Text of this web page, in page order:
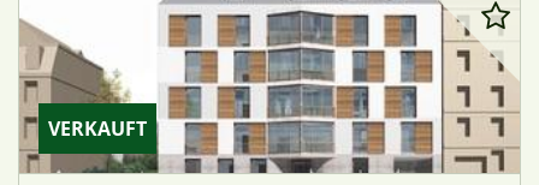
VERKAUFT